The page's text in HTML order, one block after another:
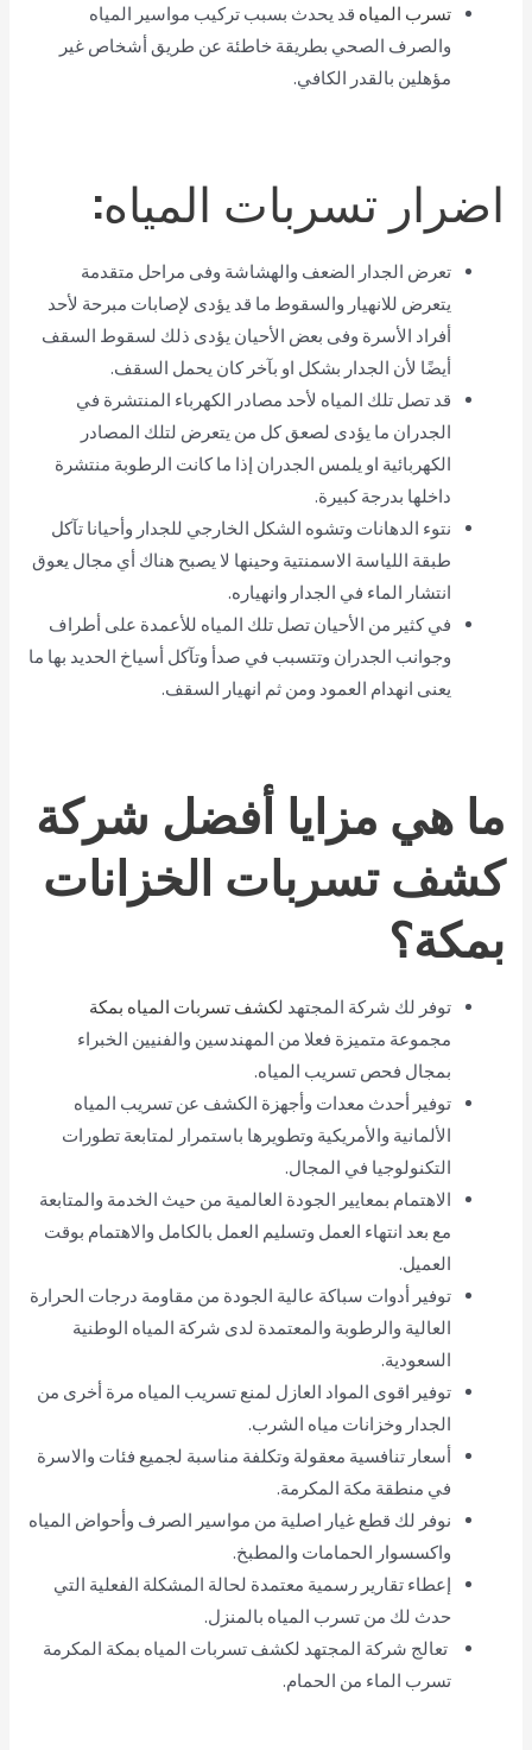
تسرب المياه قد يحدث بسبب تركيب مواسير المياه
والصرف الصحي بطريقة خاطئة عن طريق أشخاص غير
مؤهلين بالقدر الكافي.
اضرار تسربات المياه:
تعرض الجدار الضعف والهشاشة وفى مراحل متقدمة
يتعرض للانهيار والسقوط ما قد يؤدى لإصابات مبرحة لأحد
أفراد الأسرة وفى بعض الأحيان يؤدى ذلك لسقوط السقف
أيضًا لأن الجدار بشكل او بآخر كان يحمل السقف.
قد تصل تلك المياه لأحد مصادر الكهرباء المنتشرة في
الجدران ما يؤدى لصعق كل من يتعرض لتلك المصادر
الكهربائية او يلمس الجدران إذا ما كانت الرطوبة منتشرة
داخلها بدرجة كبيرة.
نتوء الدهانات وتشوه الشكل الخارجي للجدار وأحيانا تآكل
طبقة اللياسة الاسمنتية وحينها لا يصبح هناك أي مجال يعوق
انتشار الماء في الجدار وانهياره.
في كثير من الأحيان تصل تلك المياه للأعمدة على أطراف
وجوانب الجدران وتتسبب في صدأ وتآكل أسياخ الحديد بها ما
يعنى انهدام العمود ومن ثم انهيار السقف.
ما هي مزايا أفضل شركة
كشف تسربات الخزانات
بمكة؟
توفر لك شركة المجتهد لكشف تسربات المياه بمكة
مجموعة متميزة فعلا من المهندسين والفنيين الخبراء
بمجال فحص تسريب المياه.
توفير أحدث معدات وأجهزة الكشف عن تسريب المياه
الألمانية والأمريكية وتطويرها باستمرار لمتابعة تطورات
التكنولوجيا في المجال.
الاهتمام بمعايير الجودة العالمية من حيث الخدمة والمتابعة
مع بعد انتهاء العمل وتسليم العمل بالكامل والاهتمام بوقت
العميل.
توفير أدوات سباكة عالية الجودة من مقاومة درجات الحرارة
العالية والرطوبة والمعتمدة لدى شركة المياه الوطنية
السعودية.
توفير اقوى المواد العازل لمنع تسريب المياه مرة أخرى من
الجدار وخزانات مياه الشرب.
أسعار تنافسية معقولة وتكلفة مناسبة لجميع فئات والاسرة
في منطقة مكة المكرمة.
نوفر لك قطع غيار اصلية من مواسير الصرف وأحواض المياه
واكسسوار الحمامات والمطبخ.
إعطاء تقارير رسمية معتمدة لحالة المشكلة الفعلية التي
حدث لك من تسرب المياه بالمنزل.
تعالج شركة المجتهد لكشف تسربات المياه بمكة المكرمة
تسرب الماء من الحمام.